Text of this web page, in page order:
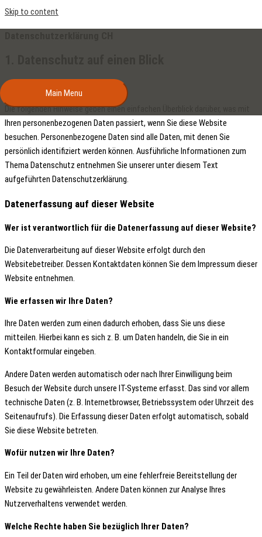
Skip to content
Main Menu
Allgemeine Hinweise
Die folgenden Hinweise geben einen einfachen Überblick darüber, was mit
Ihren personenbezogenen Daten passiert, wenn Sie diese Website
besuchen. Personenbezogene Daten sind alle Daten, mit denen Sie
persönlich identifiziert werden können. Ausführliche Informationen zum
Thema Datenschutz entnehmen Sie unserer unter diesem Text
aufgeführten Datenschutzerklärung.
Datenerfassung auf dieser Website
Wer ist verantwortlich für die Datenerfassung auf dieser Website?
Die Datenverarbeitung auf dieser Website erfolgt durch den
Websitebetreiber. Dessen Kontaktdaten können Sie dem Impressum dieser
Website entnehmen.
Wie erfassen wir Ihre Daten?
Ihre Daten werden zum einen dadurch erhoben, dass Sie uns diese
mitteilen. Hierbei kann es sich z. B. um Daten handeln, die Sie in ein
Kontaktformular eingeben.
Andere Daten werden automatisch oder nach Ihrer Einwilligung beim
Besuch der Website durch unsere IT-Systeme erfasst. Das sind vor allem
technische Daten (z. B. Internetbrowser, Betriebssystem oder Uhrzeit des
Seitenaufrufs). Die Erfassung dieser Daten erfolgt automatisch, sobald
Sie diese Website betreten.
Wofür nutzen wir Ihre Daten?
Ein Teil der Daten wird erhoben, um eine fehlerfreie Bereitstellung der
Website zu gewährleisten. Andere Daten können zur Analyse Ihres
Nutzerverhaltens verwendet werden.
Welche Rechte haben Sie bezüglich Ihrer Daten?